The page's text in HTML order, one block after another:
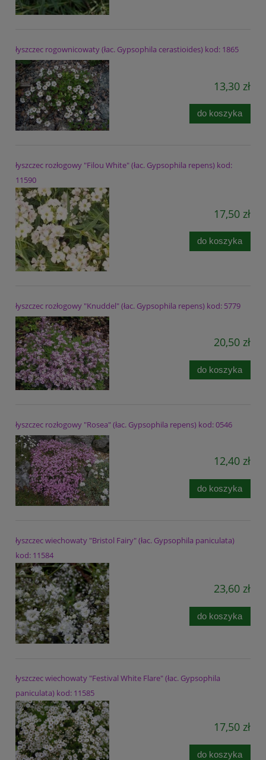
łyszczec rogownicowaty (łac. Gypsophila cerastioides) kod: 1865
13,30 zł
do koszyka
łyszczec rozłogowy "Filou White" (łac. Gypsophila repens) kod:
11590
17,50 zł
do koszyka
łyszczec rozłogowy "Knuddel" (łac. Gypsophila repens) kod: 5779
20,50 zł
do koszyka
łyszczec rozłogowy "Rosea" (łac. Gypsophila repens) kod: 0546
12,40 zł
do koszyka
łyszczec wiechowaty "Bristol Fairy" (łac. Gypsophila paniculata)
kod: 11584
23,60 zł
do koszyka
łyszczec wiechowaty "Festival White Flare" (łac. Gypsophila
paniculata) kod: 11585
17,50 zł
do koszyka